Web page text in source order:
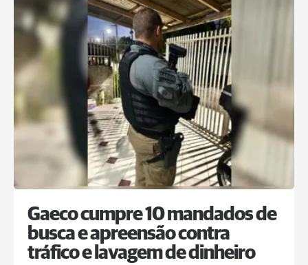
Gaeco cumpre 10 mandados de
busca e apreensão contra
tráfico e lavagem de dinheiro